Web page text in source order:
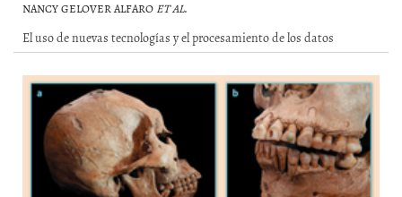
NANCY GELOVER ALFARO ET AL.
El uso de nuevas tecnologías y el procesamiento de los datos